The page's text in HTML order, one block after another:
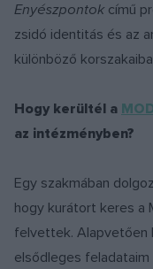
Enyészpontok című
zsidó identitás és az
különböző
Hogy kerültél a
az intézményben?
Egy szakmában
hogy kurátort keres a
felvettek. Alapvetően
elsődleges